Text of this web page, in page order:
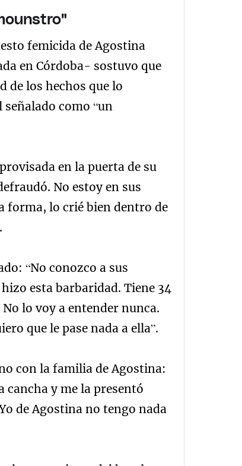
femicida de Agostina
en Córdoba- sostuvo que
de los hechos que lo
como “un
en la puerta de su
No estoy en sus
forma, lo crié bien dentro de
“No conozco a sus
esta barbaridad. Tiene 34
lo voy a entender nunca.
que le pase nada a ella”.
con la familia de Agostina:
cancha y me la presentó
de Agostina no tengo nada